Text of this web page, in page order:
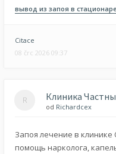
вывод из запоя в
Citace
08 črc 2026 09:37
Клиника
od Richardcex
Запоя лечение в
помощь нарколога,